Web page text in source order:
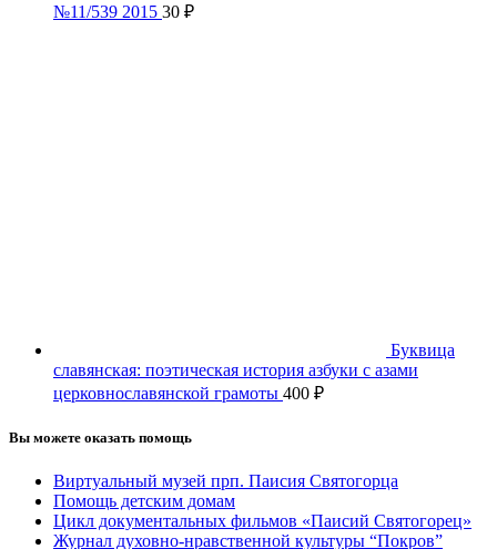
№11/539 2015 30 ₽
Буквица
славянская: поэтическая история азбуки с азами
церковнославянской грамоты 400 ₽
Вы можете оказать помощь
Виртуальный музей прп. Паисия Святогорца
Помощь детским домам
Цикл документальных фильмов «Паисий Святогорец»
Журнал духовно-нравственной культуры “Покров”